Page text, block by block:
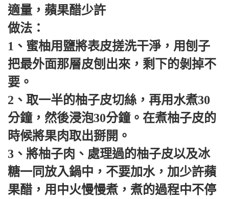
適量，蘋果醋少許
做法：
1、蜜柚用鹽將表皮搓洗干淨，用刨子
把最外面那層皮刨出來，剩下的剝掉不
要。
2、取一半的柚子皮切絲，再用水煮30
分鐘，然後浸泡30分鐘。在煮柚子皮的
時候將果肉取出掰開。
3、將柚子肉、處理過的柚子皮以及冰
糖一同放入鍋中，不要加水，加少許蘋
果醋，用中火慢慢煮，煮的過程中不停